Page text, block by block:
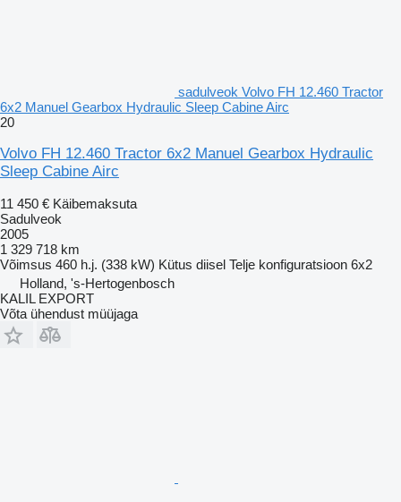
sadulveok Volvo FH 12.460 Tractor
6x2 Manuel Gearbox Hydraulic Sleep Cabine Airc
20
Volvo FH 12.460 Tractor 6x2 Manuel Gearbox Hydraulic
Sleep Cabine Airc
11 450 € Käibemaksuta
Sadulveok
2005
1 329 718 km
Võimsus 460 h.j. (338 kW) Kütus diisel Telje konfiguratsioon 6x2
Holland, 's-Hertogenbosch
KALIL EXPORT
Võta ühendust müüjaga